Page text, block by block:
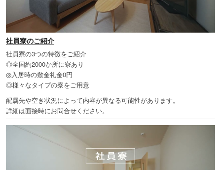
社員寮のご紹介
社員寮の3つの特徴をご紹介
◎全国約2000か所に寮あり
◎入居時の敷金礼金0円
◎様々なタイプの寮をご用意
配属先や空き状況によって内容が異なる可能性があります。
詳細は面接時にお問合せください。